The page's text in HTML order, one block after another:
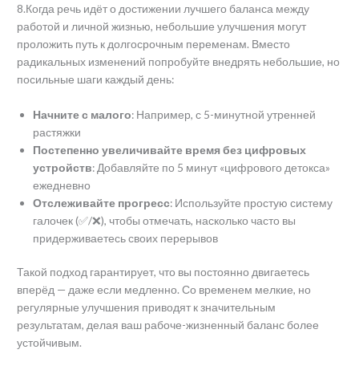
8.Когда речь идёт о достижении лучшего баланса между
работой и личной жизнью, небольшие улучшения могут
проложить путь к долгосрочным переменам. Вместо
радикальных изменений попробуйте внедрять небольшие, но
посильные шаги каждый день:
Начните с малого: Например, с 5-минутной утренней
растяжки
Постепенно увеличивайте время без цифровых
устройств: Добавляйте по 5 минут «цифрового детокса»
ежедневно
Отслеживайте прогресс: Используйте простую систему
галочек (✅/❌), чтобы отмечать, насколько часто вы
придерживаетесь своих перерывов
Такой подход гарантирует, что вы постоянно двигаетесь
вперёд — даже если медленно. Со временем мелкие, но
регулярные улучшения приводят к значительным
результатам, делая ваш рабоче-жизненный баланс более
устойчивым.